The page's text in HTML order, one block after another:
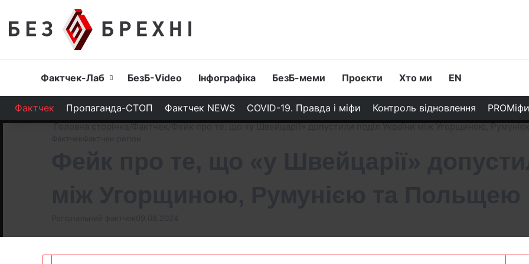
Головна
Фактчек-Лаб БезБ-Video Інфографіка БезБ-меми Проєкти Хто ми EN
Фактчек Пропаганда-СТОП Фактчек NEWS COVID-19. Правда і міфи Контроль відновлення PROМіфи
Головна сторінка/Фактчек/Фейк про те, що «у Швейцарії» допустили поділ України між Угорщиною,